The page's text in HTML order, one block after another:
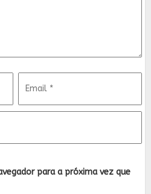
para a próxima vez que